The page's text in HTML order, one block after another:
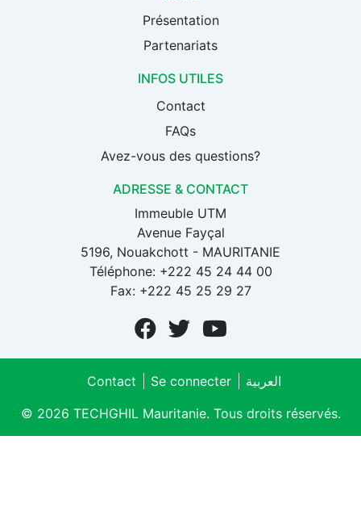
Présentation
Partenariats
INFOS UTILES
Contact
FAQs
Avez-vous des questions?
ADRESSE & CONTACT
Immeuble UTM
Avenue Fayçal
5196, Nouakchott - MAURITANIE
Téléphone: +222 45 24 44 00
Fax: +222 45 25 29 27
© 2026 TECHGHIL Mauritanie. Tous droits réservés.
Contact Se connecter العربية